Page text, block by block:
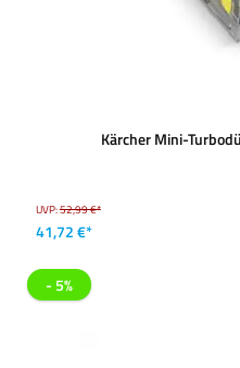
Kärcher Mini-
UVP:52,99 €*
41,72 €*
- 5%